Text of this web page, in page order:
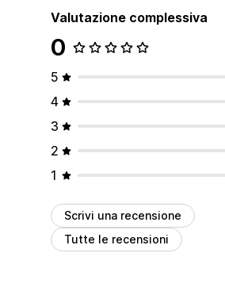
Valutazione complessiva
0
5
4
3
2
1
Scrivi una recensione
Tutte le recensioni